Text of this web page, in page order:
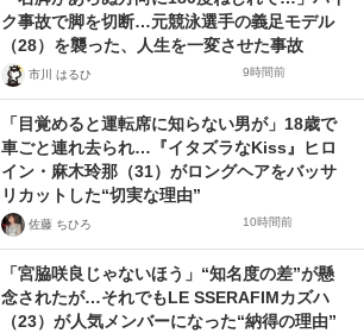
ク事故で脚を切断…元競泳選手の義足モデル
（28）を襲った、人生を一変させた事故
市川 はるひ 9時間前
「目覚めると運転席に知らない男が」18歳で
車ごと連れ去られ…『イタズラなKiss』ヒロ
イン・麻木玲那（31）がロングヘアをバッサ
リカットした“切実な理由”
佐藤 ちひろ 10時間前
「宮脇咲良じゃないほう」“知名度の差”が懸
念されたが…それでもLE SSERAFIMカズハ
（23）が人気メンバーになった“納得の理由”